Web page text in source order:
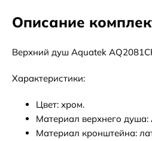
Описание
Верхний душ Aquatek
Характеристики:
Цвет: хром.
Материал верхнего душа:
Материал кронштейна: